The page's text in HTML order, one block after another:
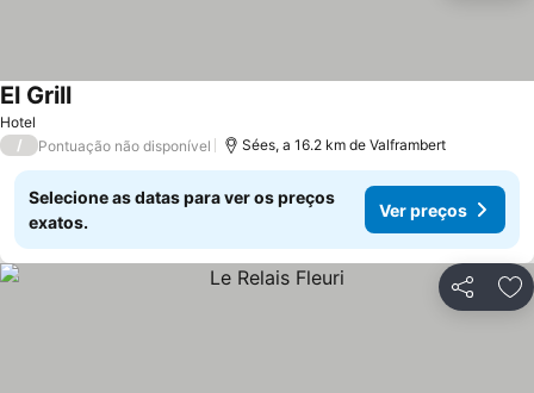
Hotel
El GrillVer preços
/ Pontuação não disponível Sées, a 16.2 km de Valframbert
Selecione as datas para ver os preços
exatos.
Ver preços
Partilhar